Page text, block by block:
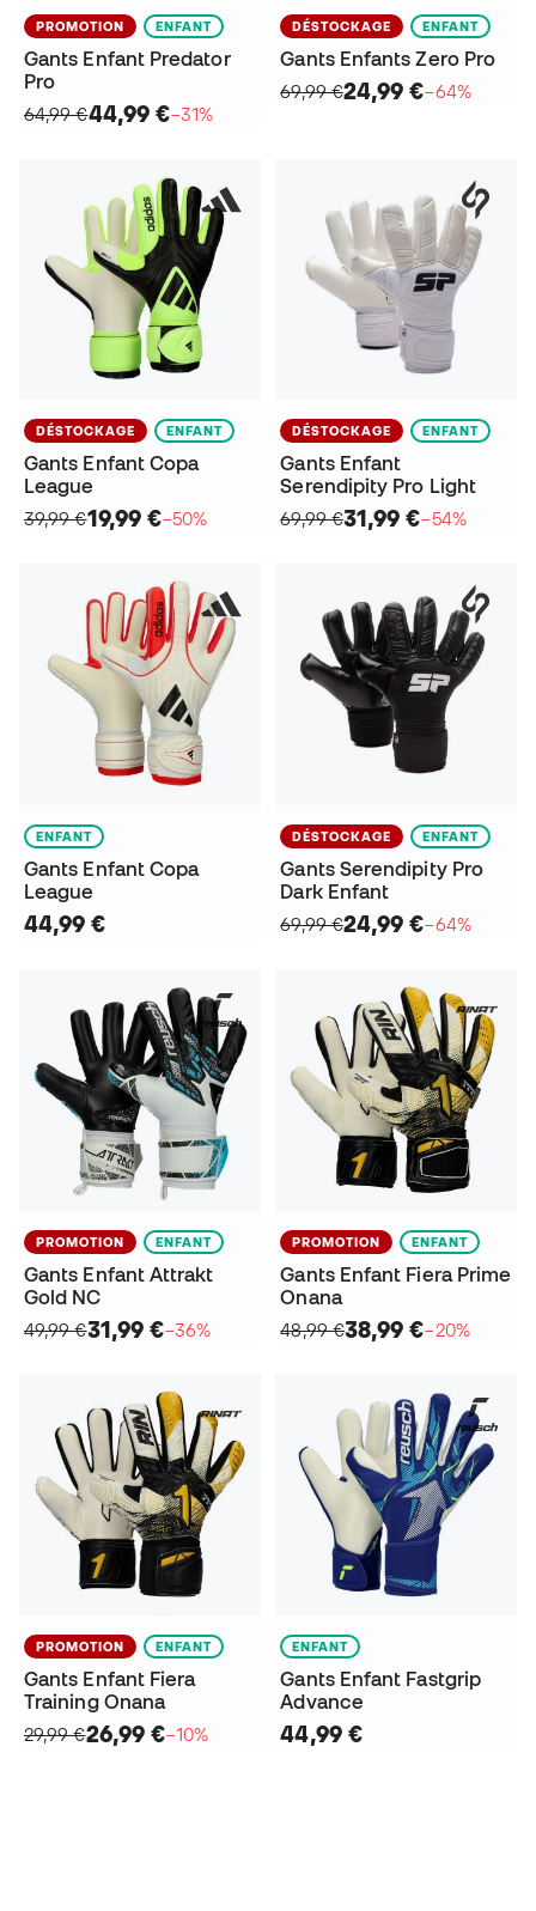
PROMOTION ENFANT
Gants Enfant Predator
Pro
64,99 €44,99 €−31%
DÉSTOCKAGE ENFANT
Gants Enfants Zero Pro
69,99 €24,99 €−64%
DÉSTOCKAGE ENFANT
Gants Enfant Copa
League
39,99 €19,99 €−50%
DÉSTOCKAGE ENFANT
Gants Enfant
Serendipity Pro Light
69,99 €31,99 €−54%
ENFANT
Gants Enfant Copa
League
44,99 €
DÉSTOCKAGE ENFANT
Gants Serendipity Pro
Dark Enfant
69,99 €24,99 €−64%
PROMOTION ENFANT
Gants Enfant Attrakt
Gold NC
49,99 €31,99 €−36%
PROMOTION ENFANT
Gants Enfant Fiera Prime
Onana
48,99 €38,99 €−20%
PROMOTION ENFANT
Gants Enfant Fiera
Training Onana
29,99 €26,99 €−10%
ENFANT
Gants Enfant Fastgrip
Advance
44,99 €